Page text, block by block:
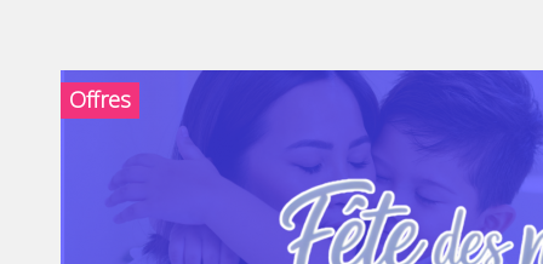
Offres